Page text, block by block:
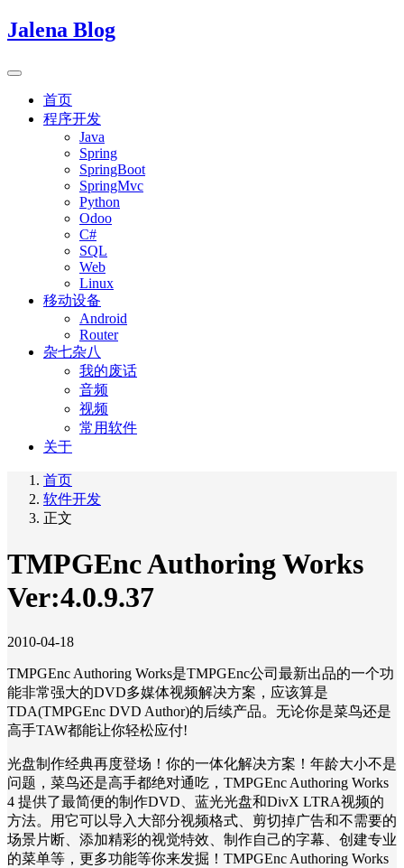
Jalena Blog
首页
程序开发
Java
Spring
SpringBoot
SpringMvc
Python
Odoo
C#
SQL
Web
Linux
移动设备
Android
Router
杂七杂八
我的废话
音频
视频
常用软件
关于
首页
软件开发
正文
TMPGEnc Authoring Works
Ver:4.0.9.37
2010-04-18
TMPGEnc Authoring Works是TMPGEnc公司最新出品的一个功
能非常强大的DVD多媒体视频解决方案，应该算是
TDA(TMPGEnc DVD Author)的后续产品。无论你是菜鸟还是
高手TAW都能让你轻松应付!
光盘制作经典再度登场！你的一体化解决方案！年龄大小不是
问题，菜鸟还是高手都绝对通吃，TMPGEnc Authoring Works
4 提供了最简便的制作DVD、蓝光光盘和DivX LTRA视频的
方法。用它可以导入大部分视频格式、剪切掉广告和不需要的
场景片断、添加精彩的视觉特效、制作自己的字幕、创建专业
的菜单等，更多功能等你来发掘！TMPGEnc Authoring Works